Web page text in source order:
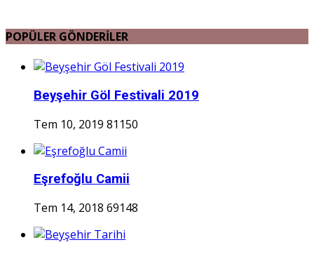
POPÜLER GÖNDERİLER
Beyşehir Göl Festivali 2019
Tem 10, 2019 81150
Eşrefoğlu Camii
Tem 14, 2018 69148